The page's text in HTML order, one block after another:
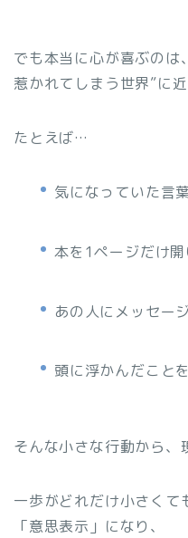
でも本当に心が喜ぶのは
惹かれてしまう世界”に近
たとえば…
気になっていた言
本を1ページだけ
あの人にメッセー
頭に浮かんだこと
そんな小さな行動から、
一歩がどれだけ小さくて
「意思表示」になり、